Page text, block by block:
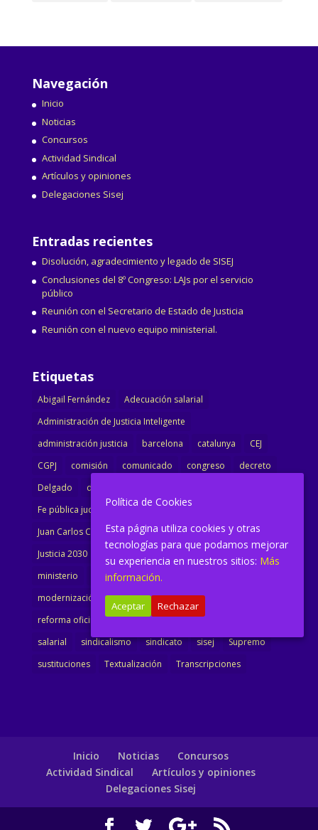
Navegación
Inicio
Noticias
Concursos
Actividad Sindical
Artículos y opiniones
Delegaciones Sisej
Entradas recientes
Disolución, agradecimiento y legado de SISEJ
Conclusiones del 8º Congreso: LAJs por el servicio
público
Reunión con el Secretario de Estado de Justicia
Reunión con el nuevo equipo ministerial.
Etiquetas
Abigail Fernández
Adecuación salarial
Administración de Justicia Inteligente
administración justicia
barcelona catalunya
CEJ
CGPJ
comisión comunicado congreso
decreto
Delgado
dimisión
Fe pública judicial
Juan Carlos Campo
Jurisprudencia
justicia
Justicia 2030
letrados
Marta Urbano
ministerio
Ministra Justicia
modernización
noticias Portavoz
reforma oficina
renovación retribuciones
salarial
sindicalismo sindicato sisej
Supremo
sustituciones
Textualización Transcripciones
Inicio Noticias
Concursos
Actividad Sindical
Artículos y opiniones
Delegaciones Sisej
Política de Cookies
Esta página utiliza cookies y otras
tecnologías para que podamos mejorar
su experiencia en nuestros sitios: Más
información.
Aceptar Rechazar